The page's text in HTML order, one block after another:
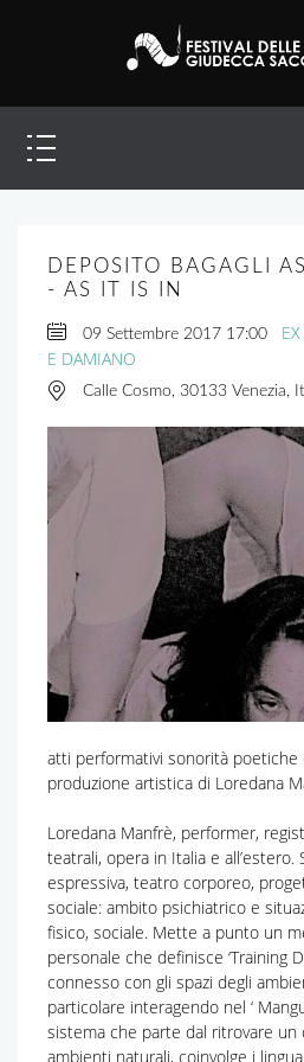
DEPOSITO BAGAGLI
- AS IT IS IN
09 Settembre 2017 17:00
E DAMIANO
Calle Cosmo, 30133 Venezia,
atti performativi sonorità poetiche
produzione artistica di Loredana
Loredana Manfrè, performer,
teatrali, opera in Italia e all’estero.
espressiva, teatro corporeo,
sociale: ambito psichiatrico e
fisico, sociale. Mette a punto un
personale che definisce ‘Training
connesso con gli spazi degli
particolare interagendo nel ‘
sistema che parte dal ritrovare un
ambienti naturali, coinvolge i